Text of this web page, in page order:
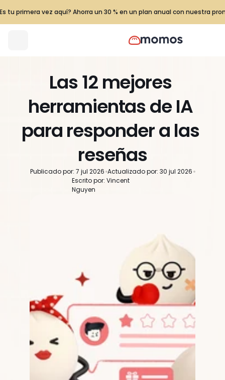
Las 12 mejores
herramientas de IA
para responder a las
reseñas
Publicado por: 7 jul 2026 Actualizado por: 30 jul 2026
Escrito por: Vincent
Nguyen
tu primera vez aquí? Ahorra un 30 % en un plan anual con nuestra